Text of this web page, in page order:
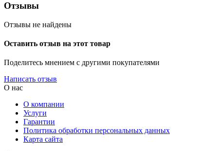
Отзывы
Отзывы не найдены
Оставить отзыв на этот товар
Поделитесь мнением с другими покупателями
Написать отзыв
О нас
О компании
Услуги
Гарантии
Политика обработки персональных данных
Карта сайта